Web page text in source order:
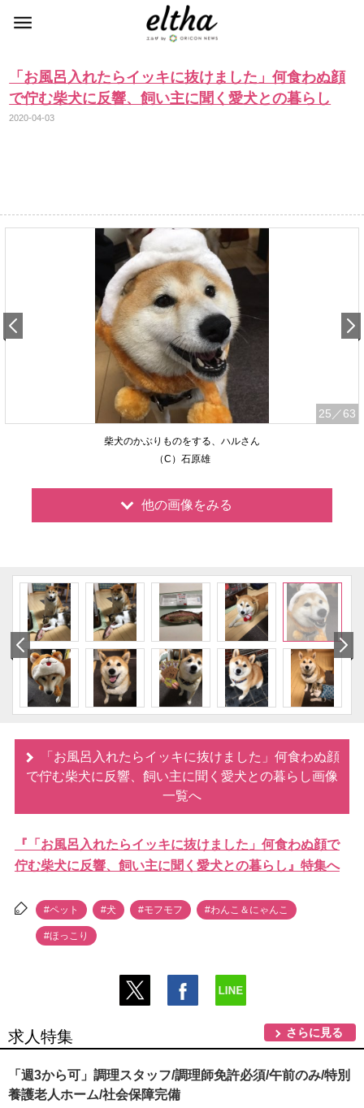
「お風呂入れたらイッキに抜けました」何食わぬ顔
で佇む柴犬に反響、飼い主に聞く愛犬との暮らし
2020-04-03
25 ／63
柴犬のかぶりものをする、ハルさん
（C）石原雄
他の画像をみる
「お風呂入れたらイッキに抜けました」何食わぬ顔
で佇む柴犬に反響、飼い主に聞く愛犬との暮らし画像
一覧へ
『「お風呂入れたらイッキに抜けました」何食わぬ顔で
佇む柴犬に反響、飼い主に聞く愛犬との暮らし』特集へ
#ペット #犬 #モフモフ #わんこ＆にゃんこ
#ほっこり
求人特集 さらに見る
「週3から可」調理スタッフ/調理師免許必須/午前のみ/特別
養護老人ホーム/社会保障完備